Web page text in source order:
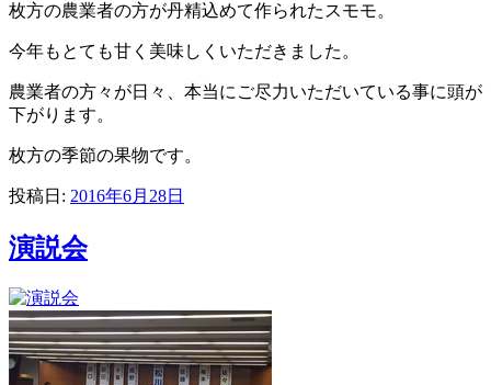
枚方の農業者の方が丹精込めて作られたスモモ。
今年もとても甘く美味しくいただきました。
農業者の方々が日々、本当にご尽力いただいている事に頭が
下がります。
枚方の季節の果物です。
投稿日: 2016年6月28日
演説会